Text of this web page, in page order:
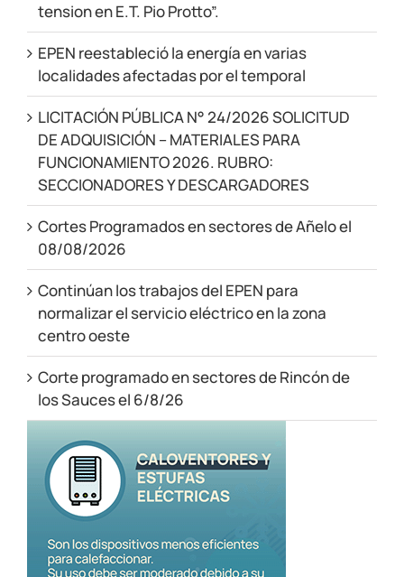
tension en E.T. Pio Protto”.
EPEN reestableció la energía en varias
localidades afectadas por el temporal
LICITACIÓN PÚBLICA N° 24/2026 SOLICITUD
DE ADQUISICIÓN – MATERIALES PARA
FUNCIONAMIENTO 2026. RUBRO:
SECCIONADORES Y DESCARGADORES
Cortes Programados en sectores de Añelo el
08/08/2026
Continúan los trabajos del EPEN para
normalizar el servicio eléctrico en la zona
centro oeste
Corte programado en sectores de Rincón de
los Sauces el 6/8/26